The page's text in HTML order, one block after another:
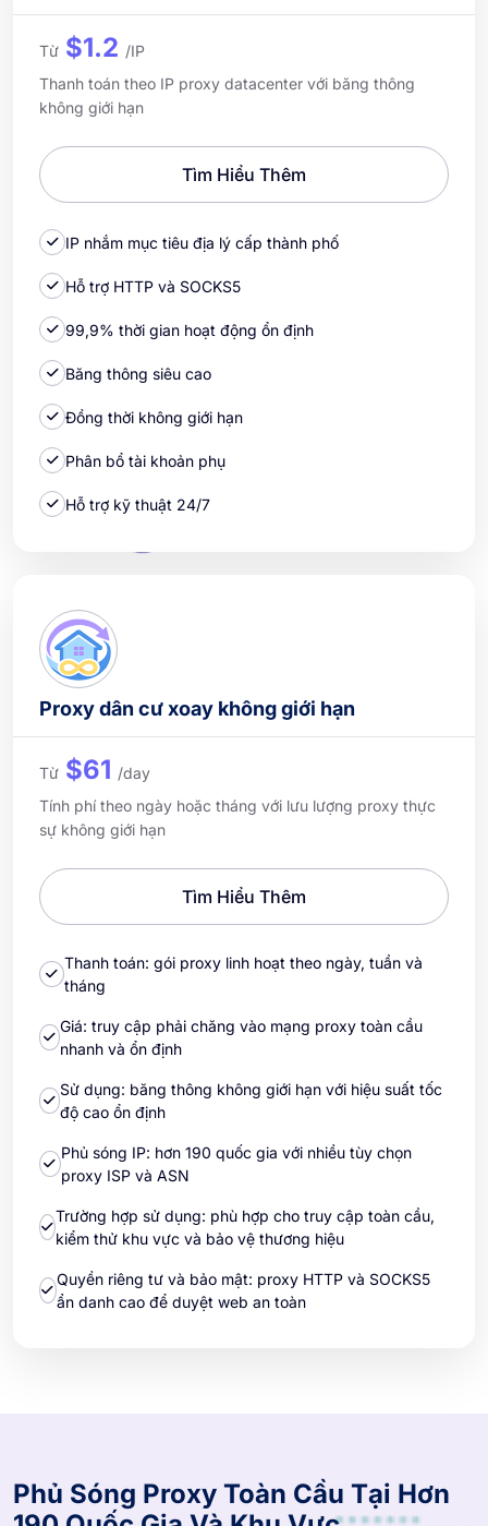
Từ $1.2 /IP
Thanh toán theo IP proxy datacenter với băng thông
không giới hạn
Tìm Hiểu Thêm
IP nhắm mục tiêu địa lý cấp thành phố
Hỗ trợ HTTP và SOCKS5
99,9% thời gian hoạt động ổn định
Băng thông siêu cao
Đồng thời không giới hạn
Phân bổ tài khoản phụ
Hỗ trợ kỹ thuật 24/7
Proxy dân cư xoay không giới hạn
Từ $61 /day
Tính phí theo ngày hoặc tháng với lưu lượng proxy thực
sự không giới hạn
Tìm Hiểu Thêm
Thanh toán: gói proxy linh hoạt theo ngày, tuần và
tháng
Giá: truy cập phải chăng vào mạng proxy toàn cầu
nhanh và ổn định
Sử dụng: băng thông không giới hạn với hiệu suất tốc
độ cao ổn định
Phủ sóng IP: hơn 190 quốc gia với nhiều tùy chọn
proxy ISP và ASN
Trường hợp sử dụng: phù hợp cho truy cập toàn cầu,
kiểm thử khu vực và bảo vệ thương hiệu
Quyền riêng tư và bảo mật: proxy HTTP và SOCKS5
ẩn danh cao để duyệt web an toàn
Phủ Sóng Proxy Toàn Cầu Tại Hơn